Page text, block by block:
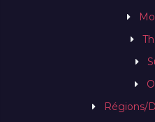
Régions/